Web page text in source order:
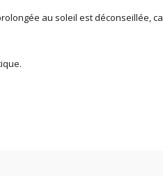
au soleil est déconseillée,